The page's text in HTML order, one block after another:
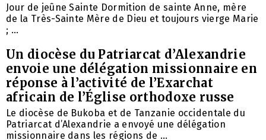
Jour de jeûne Sainte Dormition de sainte Anne, mère
de la Très-Sainte Mère de Dieu et toujours vierge Marie
; ...
Un diocèse du Patriarcat d’Alexandrie
envoie une délégation missionnaire en
réponse à l’activité de l’Exarchat
africain de l’Église orthodoxe russe
Le diocèse de Bukoba et de Tanzanie occidentale du
Patriarcat d’Alexandrie a envoyé une délégation
missionnaire dans les régions de ...